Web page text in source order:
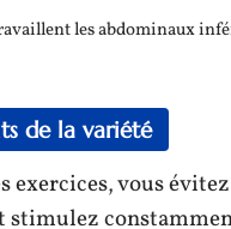
les abdominaux
de la variété
exercices, vous
stimulez